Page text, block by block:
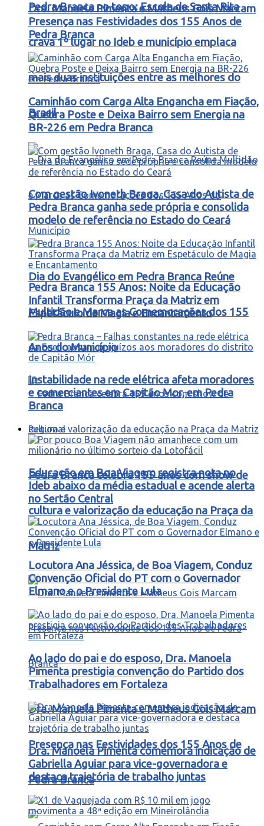
Pedra Branca no topo: Escola de Santa Rita
crava 1º lugar no Ideb e município emplaca
mais duas instituições entre as melhores do
Brasil
Dia do Evangélico em Pedra Branca Reúne
Multidão e Marca as Comemorações dos 155
Anos do Município
Pedra Branca celebra 155 anos com show de
cultura e valorização da educação na Praça da
Matriz
Dra. Manuela Pimenta e Matheus Gois Marcam
Presença nas Festividades dos 155 Anos de
Pedra Branca
Dra. Manuela Pimenta e Matheus Gois Marcam
Presença nas Festividades dos 155 Anos de
Pedra Branca
Caminhão com Carga Alta Engancha em Fiação,
Quebra Poste e Deixa Bairro sem Energia na
BR-226 em Pedra Branca
Com gestão Ivoneth Braga, Casa do Autista de
Pedra Branca ganha sede própria e consolida
modelo de referência no Estado do Ceará
Pedra Branca 155 Anos: Noite da Educação
Infantil Transforma Praça da Matriz em
Espetáculo de Magia e Encantamento
Instabilidade na rede elétrica afeta moradores
e comerciantes em Capitão Mor, em Pedra
Branca
Regional
Educação em Boa Viagem registra nota no
Ideb abaixo da média estadual e acende alerta
no Sertão Central
Locutora Ana Jéssica, de Boa Viagem, Conduz
Convenção Oficial do PT com o Governador
Elmano e o Presidente Lula
Ao lado do pai e do esposo, Dra. Manoela
Pimenta prestigia convenção do Partido dos
Trabalhadores em Fortaleza
Dra. Manoela Pimenta comemora indicação de
Gabriella Aguiar para vice-governadora e
destaca trajetória de trabalho juntas